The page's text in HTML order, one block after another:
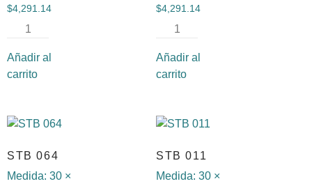
$4,291.14
Añadir al
carrito
$4,291.14
Añadir al
carrito
STB 064
Medida: 30 ×
STB 011
Medida: 30 ×